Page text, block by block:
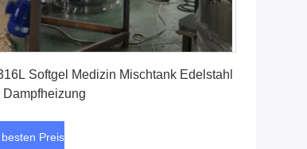
Softgel Medizin Mischtank Edelstahl
Dampfheizung
Preis